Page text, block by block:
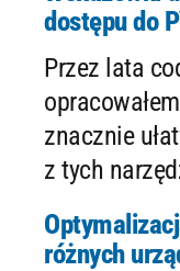
dostępu do
Przez lata
znacznie
z tych
różnych